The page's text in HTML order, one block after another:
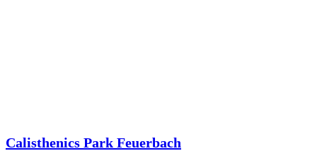
Calisthenics Park Feuerbach